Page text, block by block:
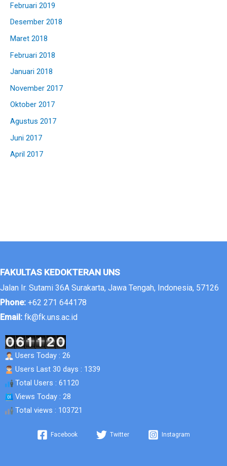
Februari 2019
Desember 2018
Maret 2018
Februari 2018
Januari 2018
November 2017
Oktober 2017
Agustus 2017
Juni 2017
April 2017
FAKULTAS KEDOKTERAN UNS
Jalan Ir. Sutami 36A Surakarta, Jawa Tengah, Indonesia, 57126
Phone: +62 271 644178
Email: fk@fk.uns.ac.id
Users Today : 26
Users Last 30 days : 1339
Total Users : 61120
Views Today : 28
Total views : 103721
Facebook Twitter Instagram